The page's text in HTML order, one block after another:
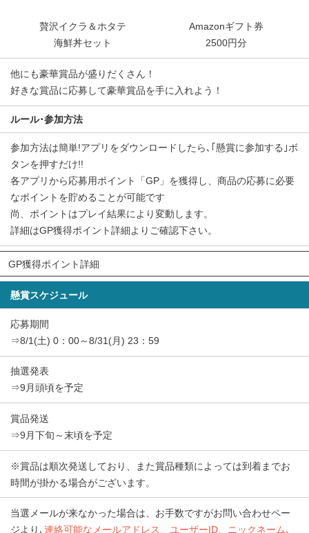
贅沢イクラ＆ホタテ
海鮮丼セット
Amazonギフト券
2500円分
他にも豪華賞品が盛りだくさん！
好きな賞品に応募して豪華賞品を手に入れよう！
ルール･参加方法
参加方法は簡単!アプリをダウンロードしたら､｢懸賞に参加する｣ボ
タンを押すだけ!!
各アプリから応募用ポイント「GP」を獲得し、商品の応募に必要
なポイントを貯めることが可能です
尚、ポイントはプレイ結果により変動します。
詳細はGP獲得ポイント詳細よりご確認下さい。
GP獲得ポイント詳細
懸賞スケジュール
応募期間
⇒8/1(土) 0：00～8/31(月) 23：59
抽選発表
⇒9月頭頃を予定
賞品発送
⇒9月下旬～末頃を予定
※賞品は順次発送しており、また賞品種類によっては到着までお
時間が掛かる場合がございます。
当選メールが来なかった場合は、お手数ですがお問い合わせペー
ジより､ 連絡可能なメールアドレス、ユーザーID、ニックネーム､